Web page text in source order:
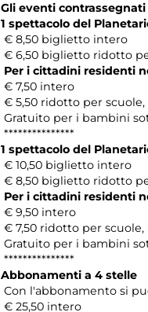
Gli eventi
1 spettacolo del
€ 8,50 biglietto intero
€ 6,50 biglietto ridotto
Per i cittadini residenti
€ 7,50 intero
€ 5,50 ridotto per scuole,
Gratuito per i bambini
***************
1 spettacolo del
€ 10,50 biglietto intero
€ 8,50 biglietto ridotto
Per i cittadini residenti
€ 9,50 intero
€ 7,50 ridotto per scuole,
Gratuito per i bambini
***************
Abbonamenti a 4 stelle
Con l'abbonamento si
€ 25,50 intero